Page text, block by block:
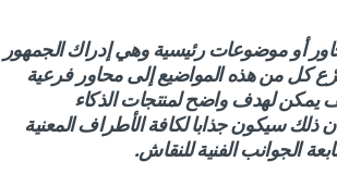
أو موضوعات رئيسية وهي إدراك الجمهور
كل من هذه المواضيع إلى محاور فرعية
يمكن لهدف واضح لمنتجات الذكاء
ذلك سيكون جذابا لكافة الأطراف المعنية
الجوانب الفنية للنقاش.